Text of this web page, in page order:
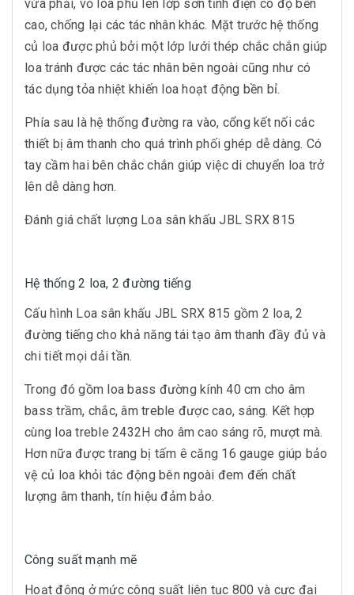
vừa phải, vỏ loa phủ lên lớp sơn tĩnh điện có độ bền
cao, chống lại các tác nhân khác. Mặt trước hệ thống
củ loa được phủ bởi một lớp lưới thép chắc chắn giúp
loa tránh được các tác nhân bên ngoài cũng như có
tác dụng tỏa nhiệt khiến loa hoạt động bền bỉ.
Phía sau là hệ thống đường ra vào, cổng kết nối các
thiết bị âm thanh cho quá trình phối ghép dễ dàng. Có
tay cầm hai bên chắc chắn giúp việc di chuyển loa trở
lên dễ dàng hơn.
Đánh giá chất lượng Loa sân khấu JBL SRX 815
Hệ thống 2 loa, 2 đường tiếng
Cấu hình Loa sân khấu JBL SRX 815 gồm 2 loa, 2
đường tiếng cho khả năng tái tạo âm thanh đầy đủ và
chi tiết mọi dải tần.
Trong đó gồm loa bass đường kính 40 cm cho âm
bass trầm, chắc, âm treble được cao, sáng. Kết hợp
cùng loa treble 2432H cho âm cao sáng rõ, mượt mà.
Hơn nữa được trang bị tấm ê căng 16 gauge giúp bảo
vệ củ loa khỏi tác động bên ngoài đem đến chất
lượng âm thanh, tín hiệu đảm bảo.
Công suất mạnh mẽ
Hoạt động ở mức công suất liên tục 800 và cực đại